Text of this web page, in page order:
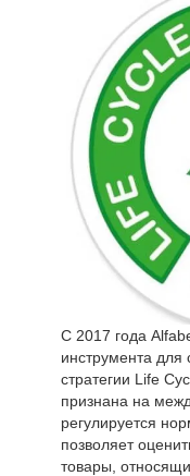
производства и
отгрузки и
"Гарантия
добавляет еще
качеству
ведущая в мире
и сертификации
безопасности
соответствия
Компании.
С 2017 года
инструмента для
стратегии Life
признана на
регулируется
позволяет
товары,